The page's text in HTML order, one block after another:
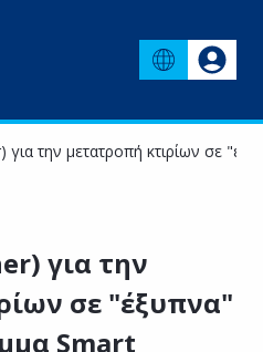
για την μετατροπή κτιρίων σε
για την
σε "έξυπνα"
Smart